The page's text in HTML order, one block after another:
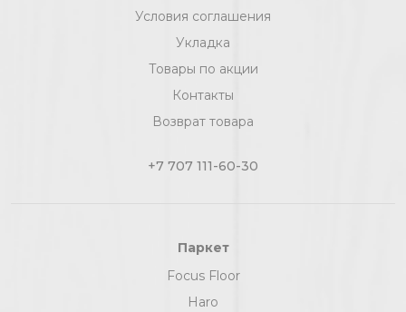
Условия соглашения
Укладка
Товары по акции
Контакты
Возврат товара
+7 707 111-60-30
Паркет
Focus Floor
Haro